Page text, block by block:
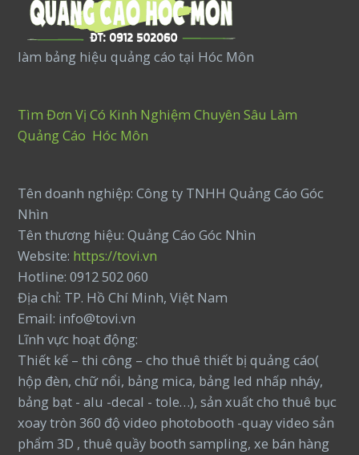
làm bảng hiệu quảng cáo tại Hóc Môn
Tìm Đơn Vị Có Kinh Nghiệm Chuyên Sâu Làm
Quảng Cáo Hóc Môn
Tên doanh nghiệp: Công ty TNHH Quảng Cáo Góc
Nhìn
Tên thương hiệu: Quảng Cáo Góc Nhìn
Website: https://tovi.vn
Hotline: 0912 502 060
Địa chỉ: TP. Hồ Chí Minh, Việt Nam
Email: info@tovi.vn
Lĩnh vực hoạt động:
Thiết kế – thi công – cho thuê thiết bị quảng cáo(
hộp đèn, chữ nổi, bảng mica, bảng led nhấp nháy,
bảng bạt - alu -decal - tole…), sản xuất cho thuê bục
xoay tròn 360 độ video photobooth -quay video sản
phẩm 3D , thuê quầy booth sampling, xe bán hàng